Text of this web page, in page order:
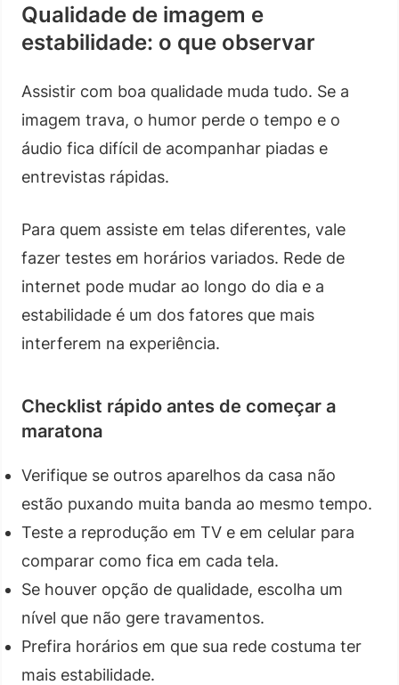
Qualidade de imagem e
estabilidade: o que observar
Assistir com boa qualidade muda tudo. Se a
imagem trava, o humor perde o tempo e o
áudio fica difícil de acompanhar piadas e
entrevistas rápidas.
Para quem assiste em telas diferentes, vale
fazer testes em horários variados. Rede de
internet pode mudar ao longo do dia e a
estabilidade é um dos fatores que mais
interferem na experiência.
Checklist rápido antes de começar a
maratona
Verifique se outros aparelhos da casa não
estão puxando muita banda ao mesmo tempo.
Teste a reprodução em TV e em celular para
comparar como fica em cada tela.
Se houver opção de qualidade, escolha um
nível que não gere travamentos.
Prefira horários em que sua rede costuma ter
mais estabilidade.